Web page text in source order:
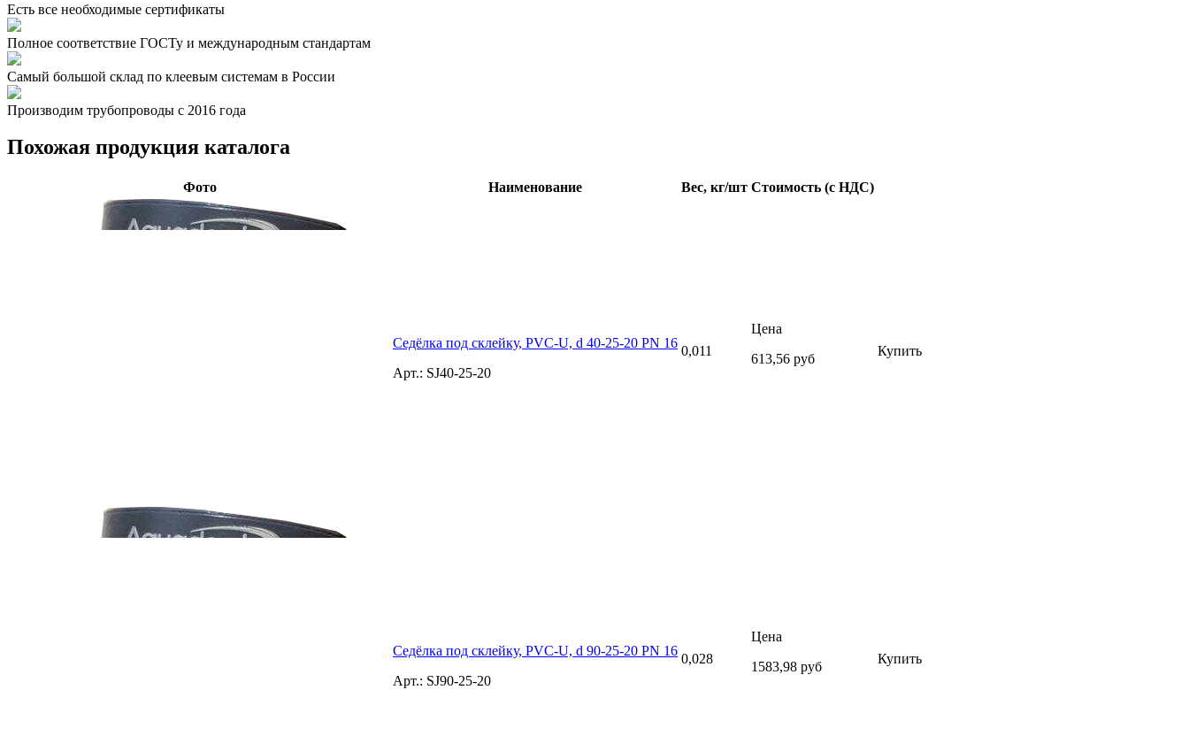
Есть все необходимые сертификаты
Полное соответствие ГОСТу и международным стандартам
Самый большой склад по клеевым системам в России
Производим трубопроводы с 2016 года
Похожая продукция каталога
Фото Наименование Вес, кг/шт Стоимость (с НДС)
Седёлка под склейку, PVC-U, d 40-25-20 PN 16
Арт.: SJ40-25-20
0,011
Цена
613,56 руб
Купить
Седёлка под склейку, PVC-U, d 90-25-20 PN 16
Арт.: SJ90-25-20
0,028
Цена
1583,98 руб
Купить